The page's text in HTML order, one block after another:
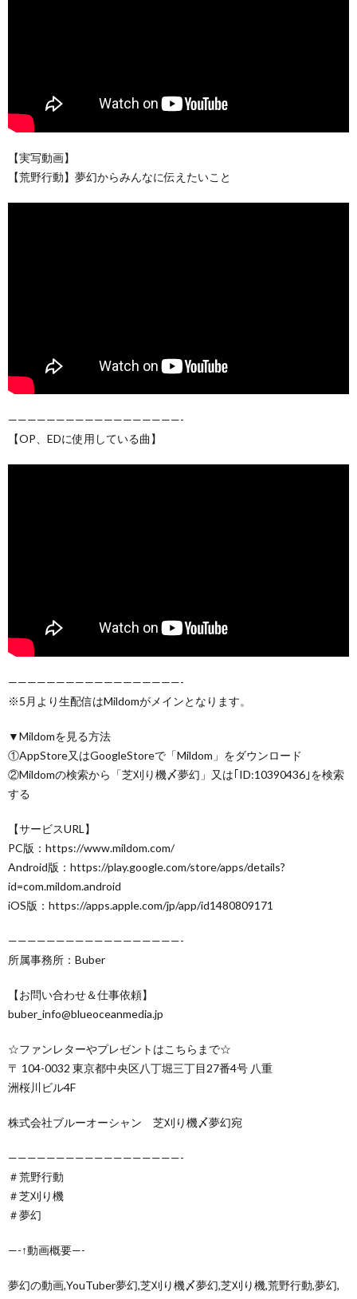
【実写動画】
【荒野行動】夢幻からみんなに伝えたいこと
——————————————————-
【OP、EDに使用している曲】
——————————————————-
※5月より生配信はMildomがメインとなります。
▼Mildomを見る方法
①AppStore又はGoogleStoreで「Mildom」をダウンロード
②Mildomの検索から「芝刈り機〆夢幻」又は｢ID:10390436｣を検索
する
【サービスURL】
PC版：https://www.mildom.com/
Android版：https://play.google.com/store/apps/details?
id=com.mildom.android
iOS版：https://apps.apple.com/jp/app/id1480809171
——————————————————-
所属事務所：Buber
【お問い合わせ＆仕事依頼】
buber_info@blueoceanmedia.jp
☆ファンレターやプレゼントはこちらまで☆
〒 104-0032 東京都中央区八丁堀三丁目27番4号 八重
洲桜川ビル4F
株式会社ブルーオーシャン 芝刈り機〆夢幻宛
——————————————————-
＃荒野行動
＃芝刈り機
＃夢幻
—-↑動画概要—-
夢幻の動画,YouTuber夢幻,芝刈り機〆夢幻,芝刈り機,荒野行動,夢幻,